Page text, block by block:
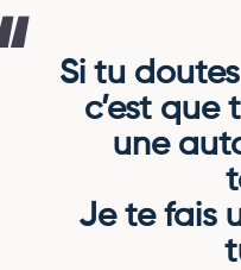
Si tu
c’est que
une
Je te fais